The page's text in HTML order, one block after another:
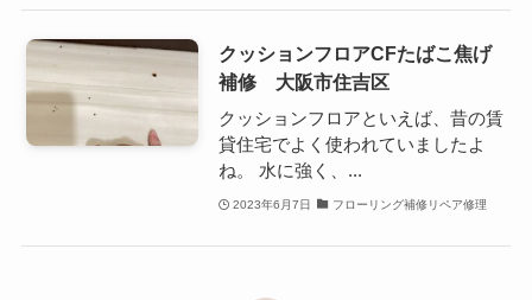
クッションフロアCFたばこ焦げ
補修 大阪市住吉区
クッションフロアといえば、昔の賃
貸住宅でよく使われていましたよ
ね。 水に強く、...
2023年6月7日 フローリング補修リペア修理